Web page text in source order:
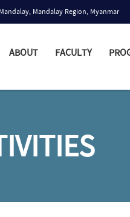
Mandalay Region, Myanmar
ABOUT FACULTY